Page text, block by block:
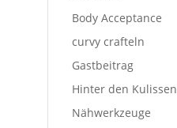
Body Acceptance
curvy crafteln
Gastbeitrag
Hinter den Kulissen
Nähwerkzeuge